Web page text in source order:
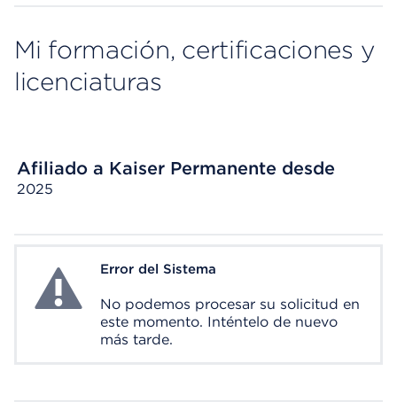
Mi formación, certificaciones y
licenciaturas
Afiliado a Kaiser Permanente desde
2025
System ErrorError del Sistema
No podemos procesar su solicitud en
este momento. Inténtelo de nuevo
más tarde.